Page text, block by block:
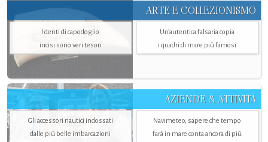
ARTE E COLLEZIONISMO
I denti di capodoglio
incisi sono veri tesori
Un’autentica falsaria copia
i quadri di mare più famosi
AZIENDE & ATTIVITÀ
Gli accessori nautici indossati
dalle più belle imbarcazioni
Navimeteo, sapere che tempo
farà in mare conta ancora di più